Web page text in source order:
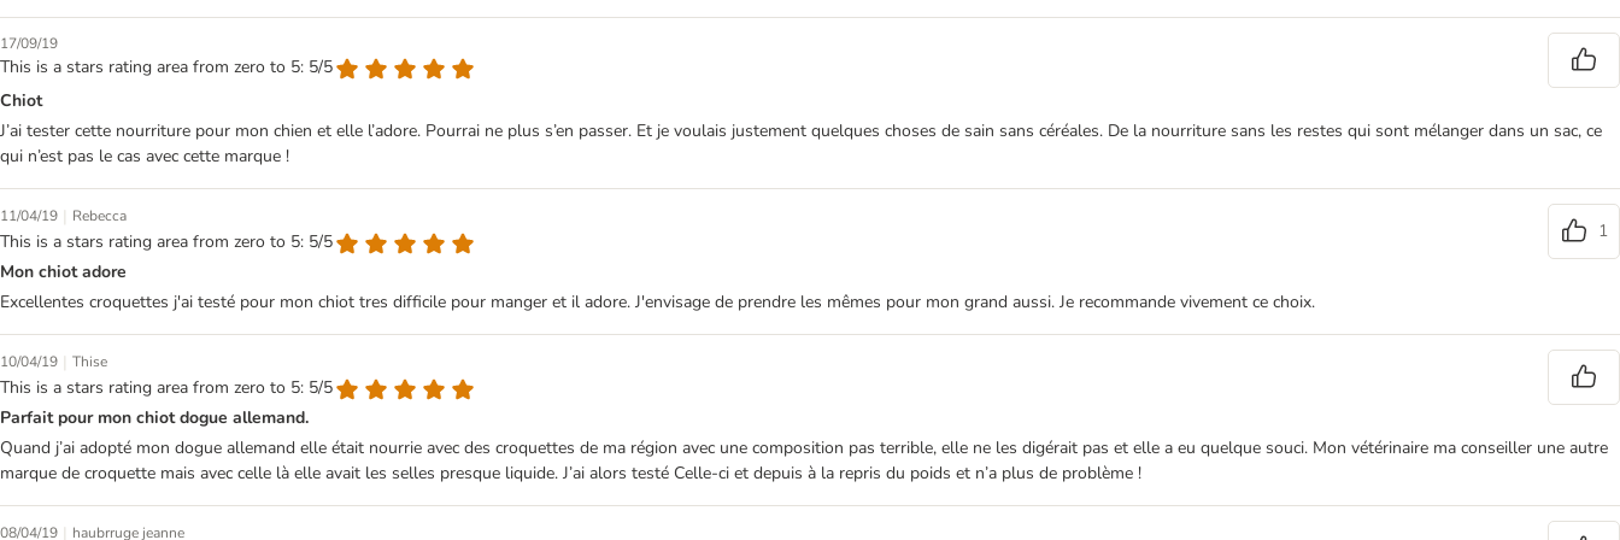
17/09/19
This is a stars rating area from zero to 5: 5/5
Chiot
J’ai tester cette nourriture pour mon chien et elle l’adore. Pourrai ne plus s’en passer. Et je voulais justement quelques choses de sain sans céréales. De la nourriture sans les restes qui sont mélanger dans un sac, ce
qui n’est pas le cas avec cette marque !
11/04/19 | Rebecca
This is a stars rating area from zero to 5: 5/5
1
Mon chiot adore
Excellentes croquettes j'ai testé pour mon chiot tres difficile pour manger et il adore. J'envisage de prendre les mêmes pour mon grand aussi. Je recommande vivement ce choix.
10/04/19 | Thise
This is a stars rating area from zero to 5: 5/5
Parfait pour mon chiot dogue allemand.
Quand j’ai adopté mon dogue allemand elle était nourrie avec des croquettes de ma région avec une composition pas terrible, elle ne les digérait pas et elle a eu quelque souci. Mon vétérinaire ma conseiller une autre
marque de croquette mais avec celle là elle avait les selles presque liquide. J’ai alors testé Celle-ci et depuis à la repris du poids et n’a plus de problème !
08/04/19 | haubrruge jeanne